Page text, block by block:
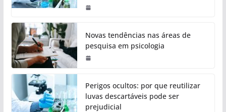
Novas tendências nas áreas de
pesquisa em psicologia
Perigos ocultos: por que reutilizar
luvas descartáveis pode ser
prejudicial